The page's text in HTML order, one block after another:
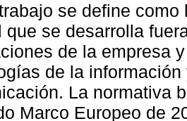
se define como
que se desarrolla
de la empresa
de la información
La normativa
Marco Europeo de